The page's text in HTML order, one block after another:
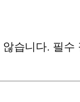
습니다. 필수